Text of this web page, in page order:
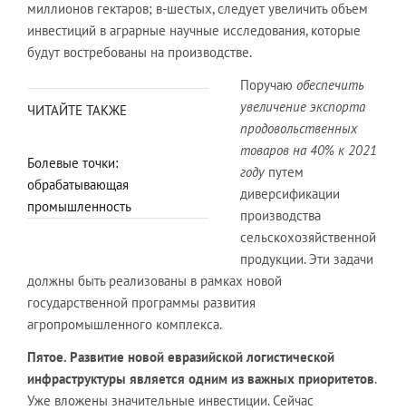
миллионов гектаров; в-шестых, следует увеличить объем
инвестиций в аграрные научные исследования, которые
будут востребованы на производстве.
ЧИТАЙТЕ ТАКЖЕ
Болевые точки:
обрабатывающая
промышленность
Поручаю обеспечить
увеличение экспорта
продовольственных
товаров на 40% к 2021
году путем
диверсификации
производства
сельскохозяйственной
продукции. Эти задачи
должны быть реализованы в рамках новой
государственной программы развития
агропромышленного комплекса.
Пятое. Развитие новой евразийской логистической
инфраструктуры является одним из важных приоритетов.
Уже вложены значительные инвестиции. Сейчас